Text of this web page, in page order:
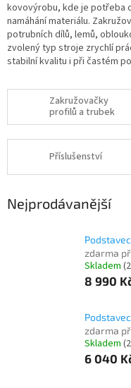
kovovýrobu, kde je potřeba
namáhání materiálu.
potrubních dílů, lemů,
zvolený typ stroje zrychlí
stabilní kvalitu i při častém
Zakružovačky
profilů a trubek
Příslušenství
Nejprodávanější
zdarma
Skladem
8 990
zdarma
Skladem
6 040